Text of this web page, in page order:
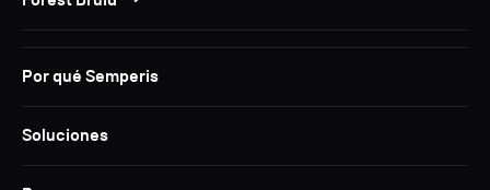
Por qué Semperis
Soluciones